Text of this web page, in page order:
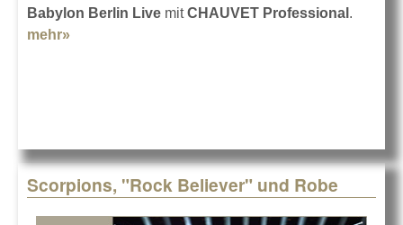
Babylon Berlin Live mitCHAUVET Professional .
mehr»
Scorpions, "Rock Believer" und Robe